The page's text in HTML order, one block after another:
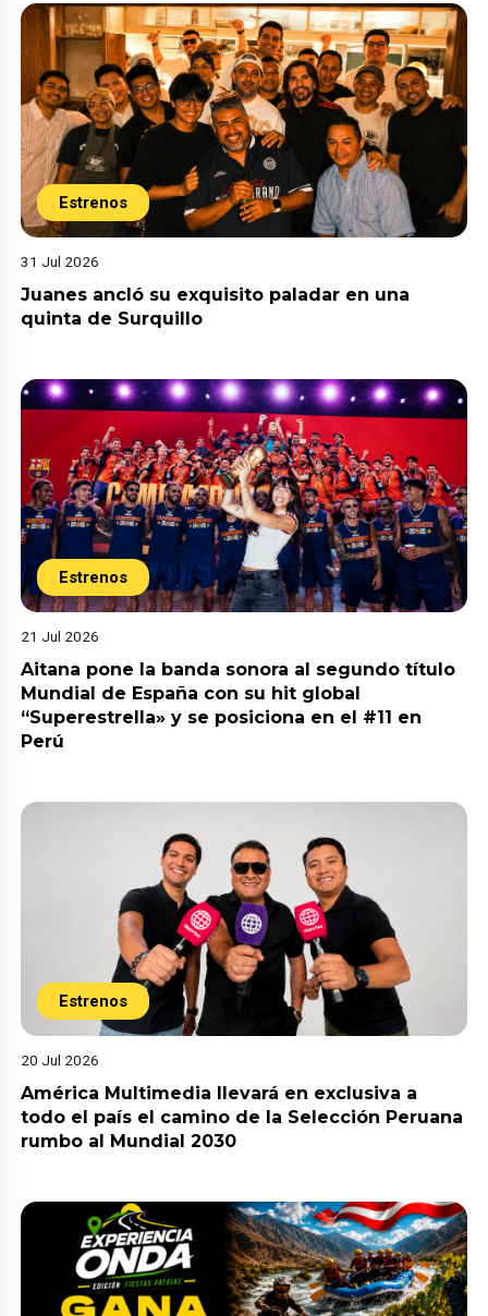
Estrenos
31 Jul 2026
Juanes ancló su exquisito paladar en una
quinta de Surquillo
Estrenos
21 Jul 2026
Aitana pone la banda sonora al segundo título
Mundial de España con su hit global
“Superestrella» y se posiciona en el #11 en
Perú
Estrenos
20 Jul 2026
América Multimedia llevará en exclusiva a
todo el país el camino de la Selección Peruana
rumbo al Mundial 2030